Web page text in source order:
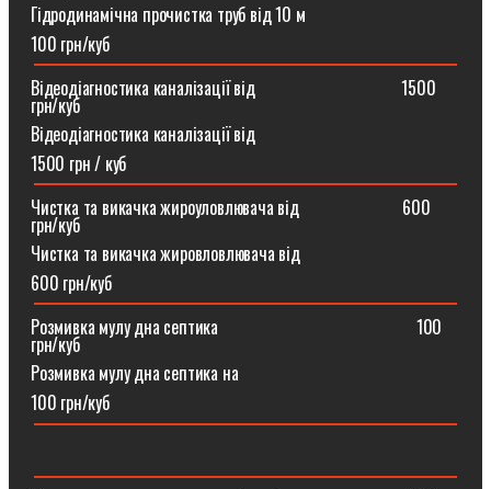
Гідродинамічна прочистка труб від 10 м
100 грн/куб
Відеодіагностика каналізації від ⠀⠀⠀⠀⠀⠀⠀⠀⠀⠀⠀1500
грн/куб
Відеодіагностика каналізації від
1500 грн / куб
Чистка та викачка жироуловлювача від⠀⠀⠀⠀⠀⠀⠀⠀600
грн/куб
Чистка та викачка жировловлювача від
600 грн/куб
Розмивка мулу дна септика ⠀⠀⠀⠀⠀⠀⠀⠀⠀⠀⠀⠀⠀⠀⠀100
грн/куб
Розмивка мулу дна септика на
100 грн/куб